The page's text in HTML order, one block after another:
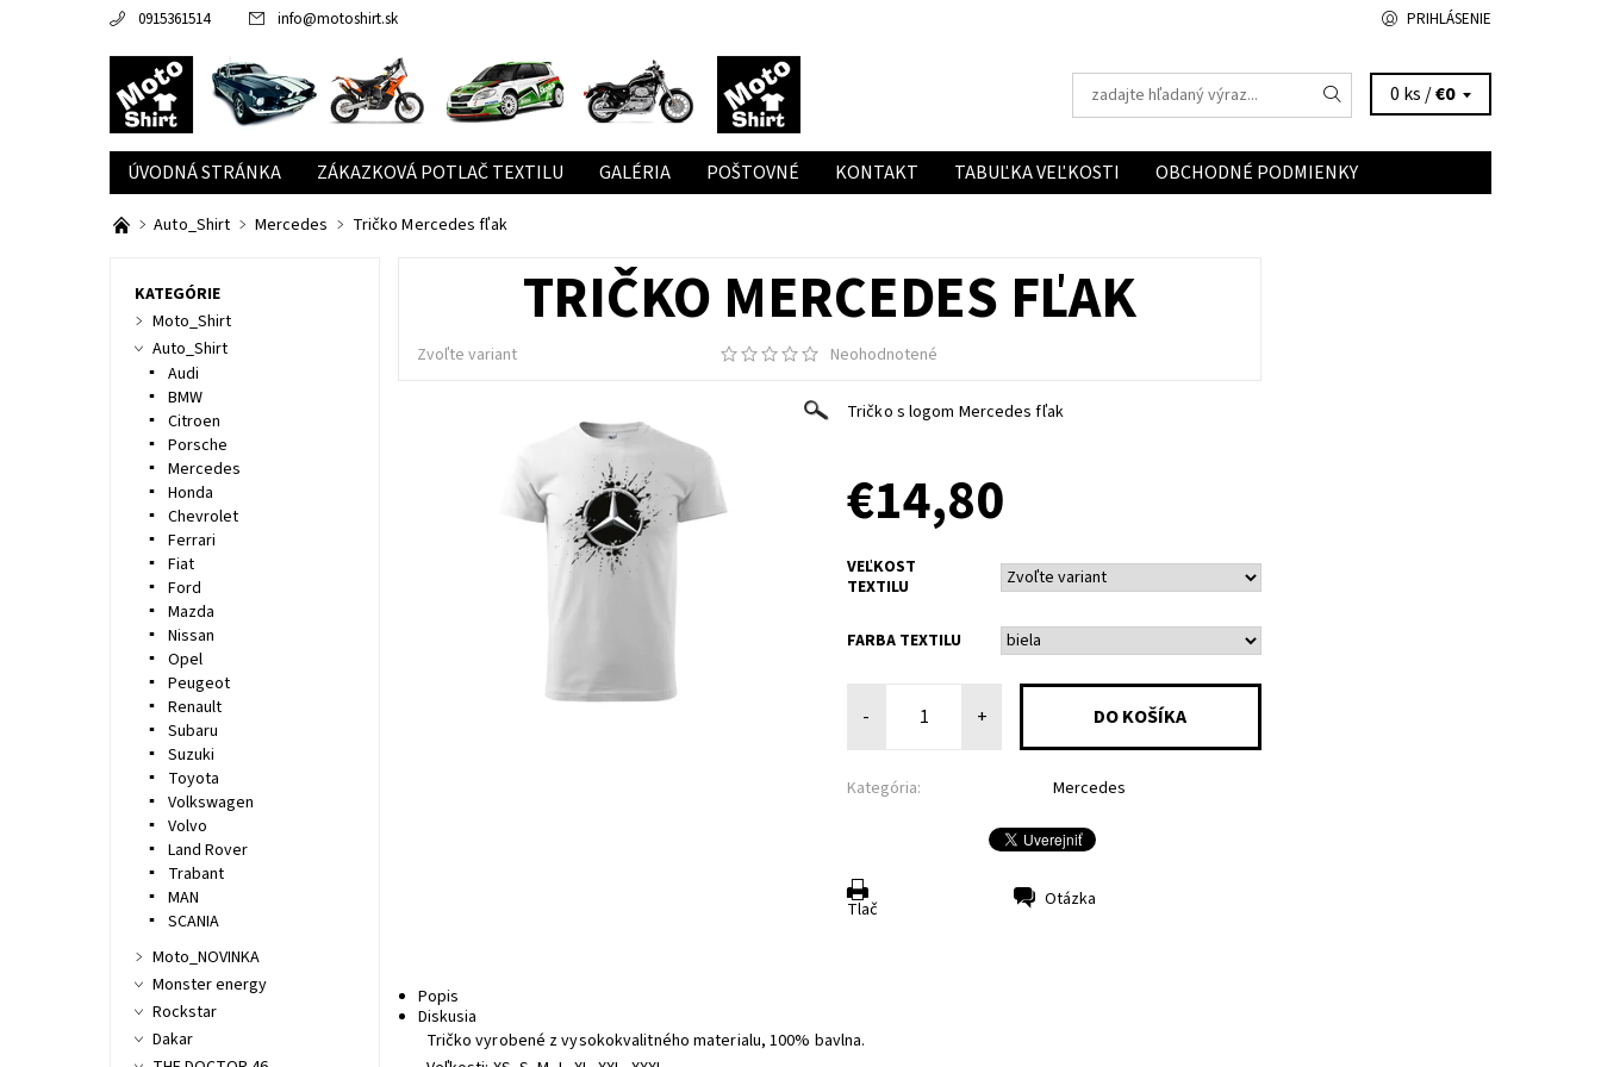
0915361514 info@motoshirt.sk PRIHLÁSENIE
0 ks /€0
ÚVODNÁ STRÁNKA ZÁKAZKOVÁ POTLAČ TEXTILU GALÉRIA POŠTOVNÉ KONTAKT TABUĽKA VEĽKOSTI OBCHODNÉ PODMIENKY
Auto_Shirt Mercedes Tričko Mercedes fľak
TRIČKO MERCEDES FĽAK
Zvoľte variant Neohodnotené
Tričko s logom Mercedes fľak
€14,80
VEĽKOST
TEXTILU
FARBA TEXTILU
- +
Kategória: Mercedes
Tlač Otázka
Popis
Diskusia
Tričko vyrobené z vysokokvalitného materialu, 100% bavlna.
KATEGÓRIE
Moto_Shirt
Auto_Shirt
Audi
BMW
Citroen
Porsche
Mercedes
Honda
Chevrolet
Ferrari
Fiat
Ford
Mazda
Nissan
Opel
Peugeot
Renault
Subaru
Suzuki
Toyota
Volkswagen
Volvo
Land Rover
Trabant
MAN
SCANIA
Moto_NOVINKA
Monster energy
Rockstar
Dakar